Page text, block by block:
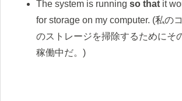
The system is running so that it
for storage on my computer. (私の
のストレージを掃除するためにそ
稼働中だ。)